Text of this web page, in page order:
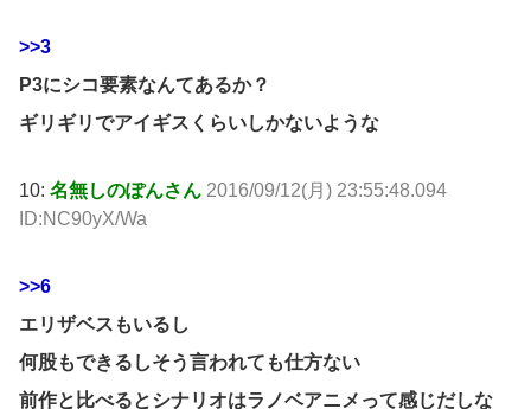
>>3
P3にシコ要素なんてあるか？
ギリギリでアイギスくらいしかないような
10: 名無しのぽんさん 2016/09/12(月) 23:55:48.094
ID:NC90yX/Wa
>>6
エリザベスもいるし
何股もできるしそう言われても仕方ない
前作と比べるとシナリオはラノベアニメって感じだしな